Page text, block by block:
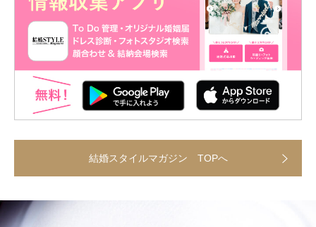
結婚スタイルマガジン TOPへ